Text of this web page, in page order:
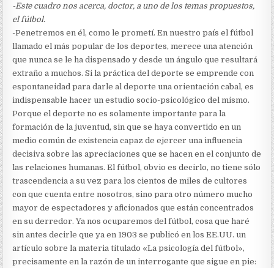
-Este cuadro nos acerca, doctor, a uno de los temas propuestos,
el fútbol.
-Penetremos en él, como le prometí. En nuestro país el fútbol
llamado el más popular de los deportes, merece una atención
que nunca se le ha dispensado y desde un ángulo que resultará
extraño a muchos. Si la práctica del deporte se emprende con
espontaneidad para darle al deporte una orientación cabal, es
indispensable hacer un estudio socio-psicológico del mismo.
Porque el deporte no es solamente importante para la
formación de la juventud, sin que se haya convertido en un
medio común de existencia capaz de ejercer una influencia
decisiva sobre las apreciaciones que se hacen en el conjunto de
las relaciones humanas. El fútbol, obvio es decirlo, no tiene sólo
trascendencia a su vez para los cientos de miles de cultores
con que cuenta entre nosotros, sino para otro número mucho
mayor de espectadores y aficionados que están concentrados
en su derredor. Ya nos ocuparemos del fútbol, cosa que haré
sin antes decirle que ya en 1903 se publicó en los EE.UU. un
artículo sobre la materia titulado «La psicología del fútbol»,
precisamente en la razón de un interrogante que sigue en pie: